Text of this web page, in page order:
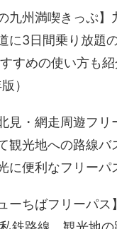
九州満喫きっぷ
に3日間乗り放題
すめの使い方も紹
）
見・網走周遊フリ
観光地への路線バ
に便利なフリーパ
ーちばフリーパス